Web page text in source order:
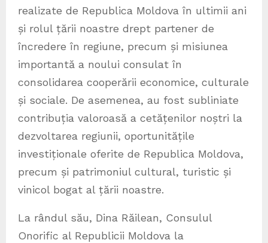
realizate de Republica Moldova în ultimii ani
și rolul țării noastre drept partener de
încredere în regiune, precum și misiunea
importantă a noului consulat în
consolidarea cooperării economice, culturale
și sociale. De asemenea, au fost subliniate
contribuția valoroasă a cetățenilor noștri la
dezvoltarea regiunii, oportunitățile
investiționale oferite de Republica Moldova,
precum și patrimoniul cultural, turistic și
vinicol bogat al țării noastre.
La rândul său, Dina Răilean, Consulul
Onorific al Republicii Moldova la